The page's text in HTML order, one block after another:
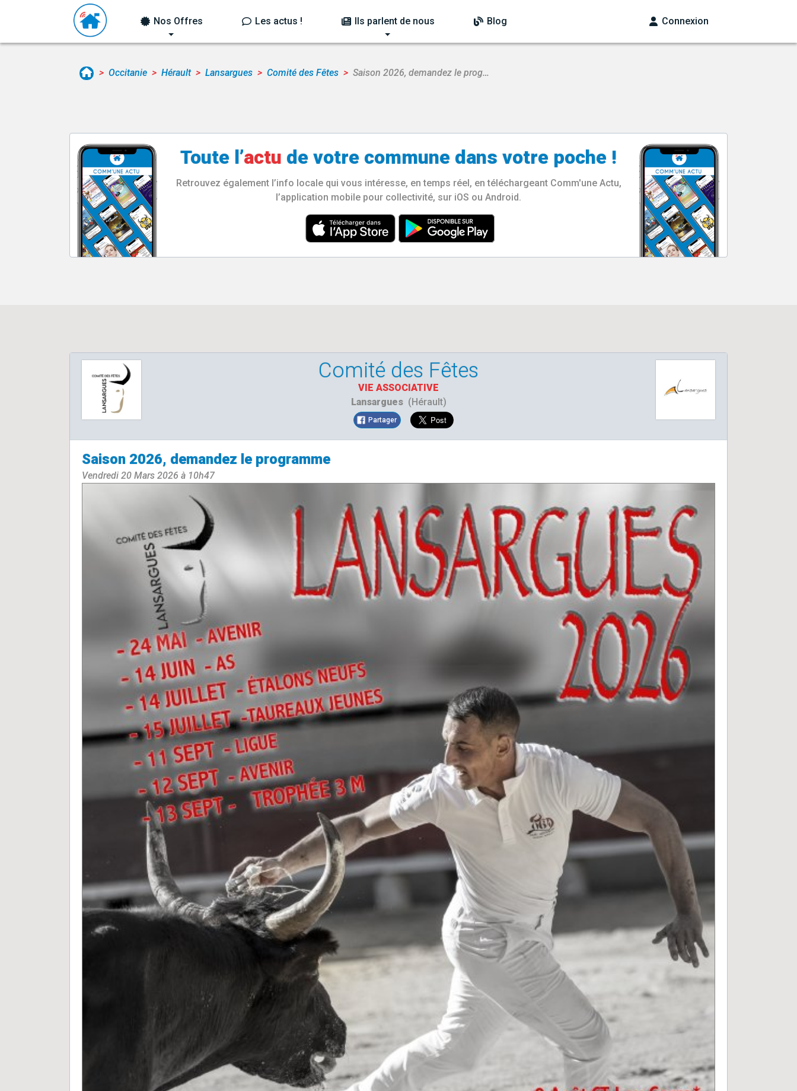
Nos Offres Les actus ! Ils parlent de nous Blog Connexion
Occitanie Hérault Lansargues Comité des Fêtes Saison 2026, demandez le prog…
Toute l’actu de votre commune dans votre poche !
Retrouvez également l’info locale qui vous intéresse, en temps réel, en téléchargeant Comm'une Actu,
l’application mobile pour collectivité, sur iOS ou Android.
Comité des Fêtes
VIE ASSOCIATIVE
Lansargues(Hérault)
Partager
Saison 2026, demandez le programme
Vendredi 20 Mars 2026 à 10h47